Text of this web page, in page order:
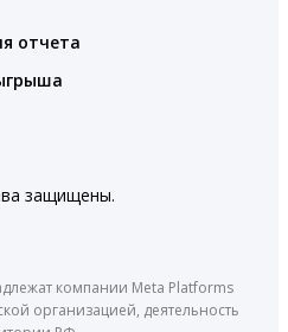
отчета
защищены.
компании Meta Platforms
организацией, деятельность